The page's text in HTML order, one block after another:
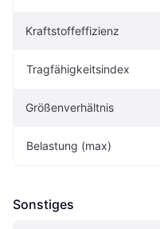
Kraftstoffeffizienz
Tragfähigkeitsindex
Größenverhältnis
Belastung (max)
Sonstiges